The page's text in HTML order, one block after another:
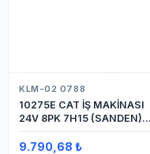
KLM-02 0788
10275E CAT İŞ MAKİNASI
24V 8PK 7H15 (SANDEN)
BLOK
9.790,68 ₺